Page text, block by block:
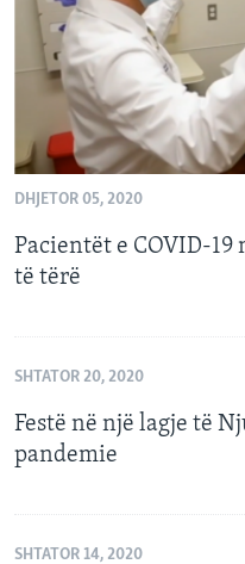
DHJETOR 05, 2020
Pacientët e COVID-19
të tërë
SHTATOR 20, 2020
Festë në një lagje të
pandemie
SHTATOR 14, 2020